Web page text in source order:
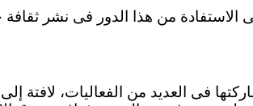
الاستفادة من هذا الدور فى نشر
فى العديد من الفعاليات، لافتة إلى